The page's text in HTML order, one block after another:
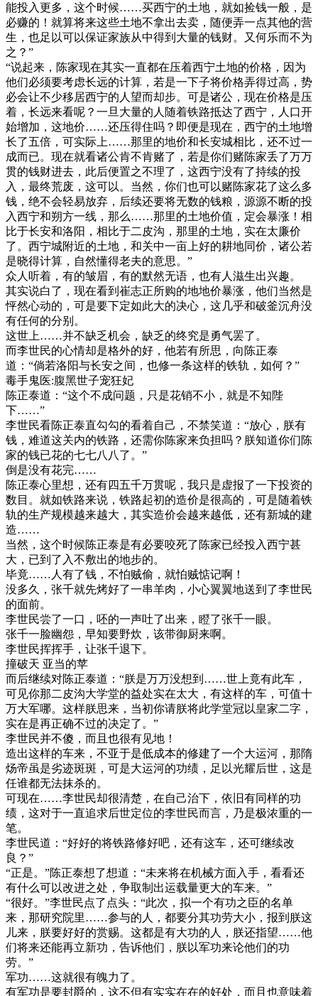
能投入更多，这个时候……买西宁的土地，就如捡钱一般，是
必赚的！就算将来这些土地不拿出去卖，随便弄一点其他的营
生，也足以可以保证家族从中得到大量的钱财。又何乐而不为
之？”
“说起来，陈家现在其实一直都在压着西宁土地的价格，因为
他们必须要考虑长远的计算，若是一下子将价格弄得过高，势
必会让不少移居西宁的人望而却步。可是诸公，现在价格是压
着，长远来看呢？一旦大量的人随着铁路抵达了西宁，人口开
始增加，这地价……还压得住吗？即便是现在，西宁的土地增
长了五倍，可实际上……那里的地价和长安城相比，还不过一
成而已。现在就看诸公肯不肯赌了，若是你们赌陈家丢了万万
贯的钱财进去，此后便置之不理了，这西宁没有了持续的投
入，最终荒废，这可以。当然，你们也可以赌陈家花了这么多
钱，绝不会轻易放弃，后续还要将无数的钱粮，源源不断的投
入西宁和朔方一线，那么……那里的土地价值，定会暴涨！相
比于长安和洛阳，相比于二皮沟，那里的土地，实在太廉价
了。西宁城附近的土地，和关中一亩上好的耕地同价，诸公若
是晓得计算，自然懂得老夫的意思。”
众人听着，有的皱眉，有的默然无语，也有人滋生出兴趣。
其实说白了，现在看到崔志正所购的地地价暴涨，他们当然是
怦然心动的，可是要下定如此大的决心，这几乎和破釜沉舟没
有任何的分别。
这世上……并不缺乏机会，缺乏的终究是勇气罢了。
而李世民的心情却是格外的好，他若有所思，向陈正泰
道：“倘若洛阳与长安之间，也修一条这样的铁轨，如何？”
毒手鬼医:腹黑世子宠狂妃
陈正泰道：“这个不成问题，只是花销不小，就是不知陛
下……”
李世民看陈正泰直勾勾的看着自己，不禁笑道：“放心，朕有
钱，难道这关内的铁路，还需你陈家来负担吗？朕知道你们陈
家的钱已花的七七八八了。”
倒是没有花完……
陈正泰心里想，还有四五千万贯呢，我只是虚报了一下投资的
数目。就如铁路来说，铁路起初的造价是很高的，可是随着铁
轨的生产规模越来越大，其实造价会越来越低，还有新城的建
造……
当然，这个时候陈正泰是有必要咬死了陈家已经投入西宁甚
大，已到了入不敷出的地步的。
毕竟……人有了钱，不怕贼偷，就怕贼惦记啊！
没多久，张千就先烤好了一串羊肉，小心翼翼地送到了李世民
的面前。
李世民尝了一口，呸的一声吐了出来，瞪了张千一眼。
张千一脸幽怨，早知要野炊，该带御厨来啊。
李世民挥挥手，让张千退下。
撞破天 亚当的苹
而后继续对陈正泰道：“朕是万万没想到……世上竟有此车，
可见你那二皮沟大学堂的益处实在太大，有这样的车，可值十
万大军哪。这样朕思来，当初你请朕将此学堂冠以皇家二字，
实在是再正确不过的决定了。”
李世民并不傻，而且也很有见地！
造出这样的车来，不亚于是低成本的修建了一个大运河，那隋
炀帝虽是劣迹斑斑，可是大运河的功绩，足以光耀后世，这是
任谁都无法抹杀的。
可现在……李世民却很清楚，在自己治下，依旧有同样的功
绩，这对于一直追求后世定位的李世民而言，乃是极浓重的一
笔。
李世民道：“好好的将铁路修好吧，还有这车，还可继续改
良？”
“正是。”陈正泰想了想道：“未来将在机械方面入手，看看还
有什么可以改进之处，争取制出运载量更大的车来。”
“很好。”李世民点了点头：“此次，拟一个有功之臣的名单
来，那研究院里……参与的人，都要分其功劳大小，报到朕这
儿来，朕要好好的赏赐。这都是有大功的人，朕还指望……他
们将来还能再立新功，告诉他们，朕以军功来论他们的功
劳。”
军功……这就很有魄力了。
有军功是要封爵的，这不但有实实在在的好处，而且也意味着